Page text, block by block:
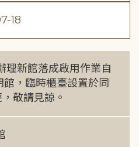
18
理新館落成啟用作業自
館，臨時櫃臺設置於同
敬請見諒。